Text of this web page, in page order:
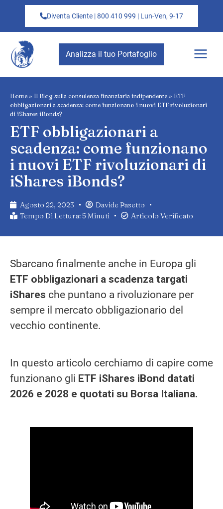
Diventa Cliente | 800 410 999 | Lun-Ven, 9-17
Analizza il tuo Portafoglio
Home » Il Blog sulla consulenza finanziaria indipendente » ETF
obbligazionari a scadenza: come funzionano i nuovi ETF rivoluzionari
di iShares iBonds?
ETF obbligazionari a
scadenza: come funzionano
i nuovi ETF rivoluzionari di
iShares iBonds?
Agosto 22, 2023
Davide Pasetto
Tempo Di Lettura: 5 Minuti
Articolo Verificato
Sbarcano finalmente anche in Europa gli
ETF obbligazionari a scadenza targati
iShares che puntano a rivoluzionare per
sempre il mercato obbligazionario del
vecchio continente.
In questo articolo cerchiamo di capire come
funzionano gli ETF iShares iBond datati
2026 e 2028 e quotati su Borsa Italiana.